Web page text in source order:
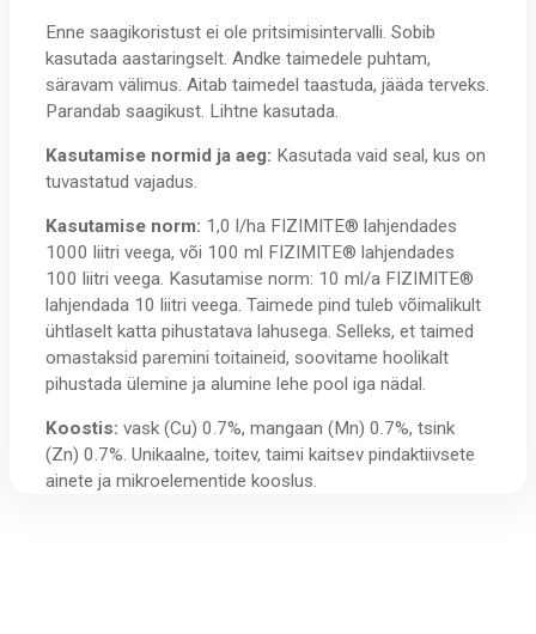
Enne saagikoristust ei ole pritsimisintervalli. Sobib
kasutada aastaringselt. Andke taimedele puhtam,
säravam välimus. Aitab taimedel taastuda, jääda terveks.
Parandab saagikust. Lihtne kasutada.
Kasutamise normid ja aeg: Kasutada vaid seal, kus on
tuvastatud vajadus.
Kasutamise norm: 1,0 l/ha FIZIMITE® lahjendades
1000 liitri veega, või 100 ml FIZIMITE® lahjendades
100 liitri veega. Kasutamise norm: 10 ml/a FIZIMITE®
lahjendada 10 liitri veega. Taimede pind tuleb võimalikult
ühtlaselt katta pihustatava lahusega. Selleks, et taimed
omastaksid paremini toitaineid, soovitame hoolikalt
pihustada ülemine ja alumine lehe pool iga nädal.
Koostis: vask (Cu) 0.7%, mangaan (Mn) 0.7%, tsink
(Zn) 0.7%. Unikaalne, toitev, taimi kaitsev pindaktiivsete
ainete ja mikroelementide kooslus.